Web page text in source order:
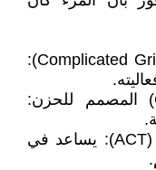
• علاج الحزن المعقد (Complicated Grief Treatment):
• العلاج السلوكي المعرفي (CBT) المصمم للحزن:
• العلاج القائم على القبول والالتزام (ACT): يساعد في